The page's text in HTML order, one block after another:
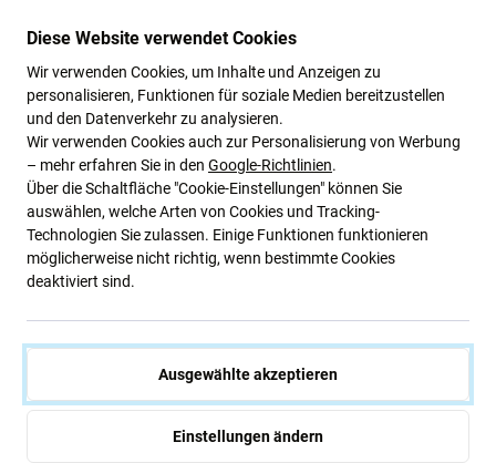
Xiaomi
Xiaomi Redmi Note 10 Pro
5G - Akku Batterie BM57
12,56 €
AUF LAGER 9 Stk
Xiaomi
Xiaomi Redmi Note 10 Pro -
Power + Lautstärke Tasten
2,88 €
AUF LAGER 8 Stk
-50 %
Xiaomi
Diese Website verwendet Cookies
Wir verwenden Cookies, um Inhalte und Anzeigen zu
personalisieren, Funktionen für soziale Medien bereitzustellen
und den Datenverkehr zu analysieren.
Wir verwenden Cookies auch zur Personalisierung von Werbung
– mehr erfahren Sie in den Google-Richtlinien.
Über die Schaltfläche "Cookie-Einstellungen" können Sie
auswählen, welche Arten von Cookies und Tracking-
Technologien Sie zulassen. Einige Funktionen funktionieren
möglicherweise nicht richtig, wenn bestimmte Cookies
deaktiviert sind.
Ausgewählte akzeptieren
Einstellungen ändern